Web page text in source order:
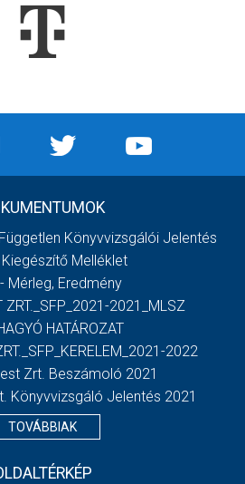
Könyvvizsgálói Jelentés
Melléklet
Mérleg, Eredmény
ZRT._SFP_2021-2021_MLSZ
HATÁROZAT
2022
Zrt. Beszámoló 2021
Könyvvizsgáló Jelentés 2021
TOVÁBBIAK